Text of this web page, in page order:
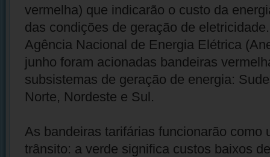
vermelha) que indicarão o custo da
das condições de geração de
Agência Nacional de Energia Elétrica
junho foram acionadas bandeiras
subsistemas de geração de energia:
Norte, Nordeste e Sul.
As bandeiras tarifárias funcionarão como
trânsito: a verde significa custos baixos